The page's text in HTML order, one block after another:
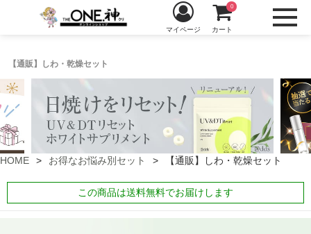
【通販】しわ・乾燥セット
マイページ カート
0
HOME お得なお悩み別セット 【通販】しわ・乾燥セット
この商品は送料無料でお届けします